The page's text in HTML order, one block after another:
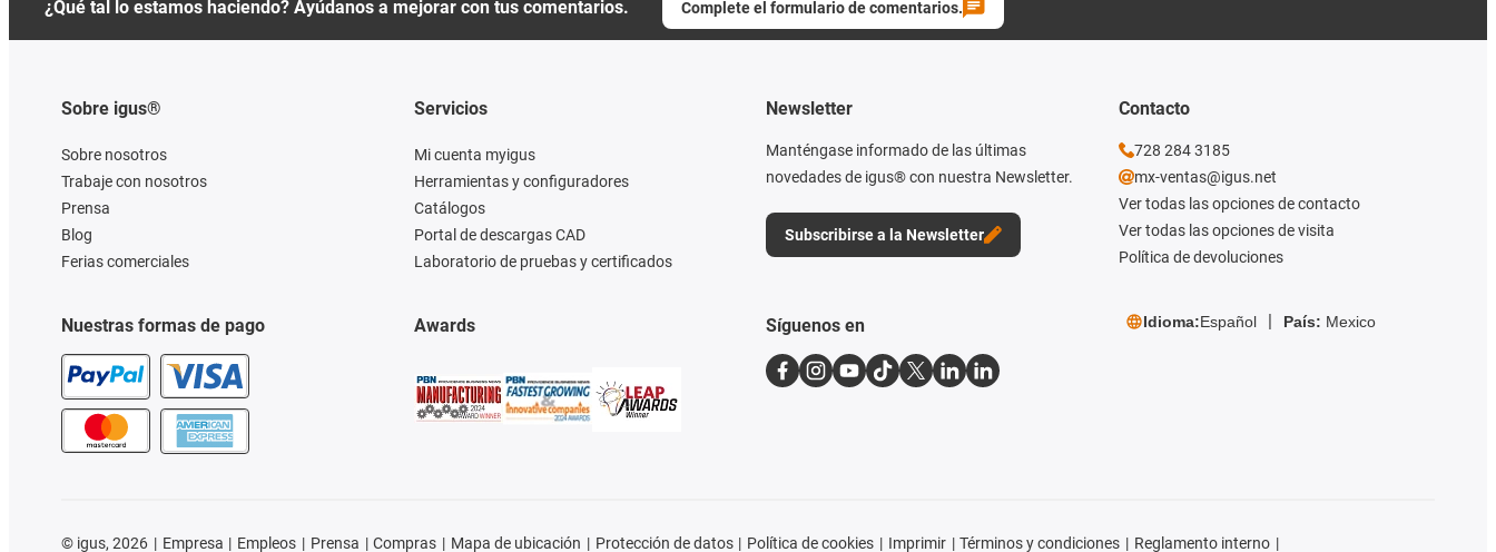
¿Qué tal lo estamos haciendo? Ayúdanos a mejorar con tus comentarios. Complete el formulario de comentarios.
Sobre igus®
Sobre nosotros
Trabaje con nosotros
Prensa
Blog
Ferias comerciales
Nuestras formas de pago
Servicios
Mi cuenta myigus
Herramientas y configuradores
Catálogos
Portal de descargas CAD
Laboratorio de pruebas y certificados
Awards
Newsletter
Manténgase informado de las últimas
novedades de igus® con nuestra Newsletter.
Subscribirse a la Newsletter
Contacto
728 284 3185
mx-ventas@igus.net
Ver todas las opciones de contacto
Ver todas las opciones de visita
Política de devoluciones
Síguenos en Idioma:Español País: Mexico
© igus, 2026 Empresa Empleos Prensa Compras Mapa de ubicación Protección de datos Política de cookies Imprimir Términos y condiciones Reglamento interno